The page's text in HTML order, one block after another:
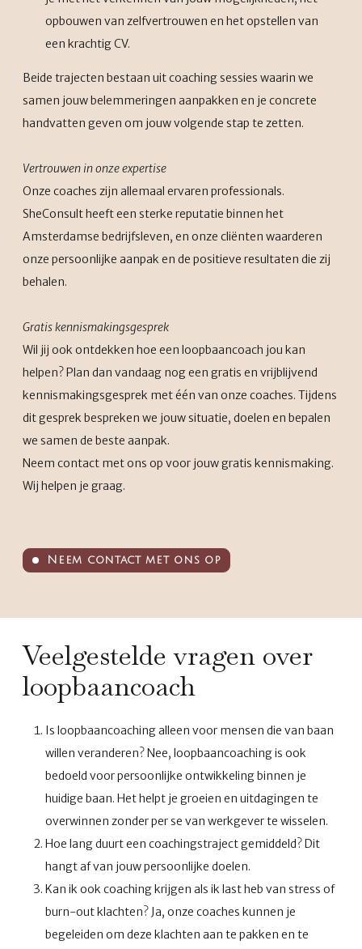
opbouwen van zelfvertrouwen en het opstellen van
een krachtig CV.
Beide trajecten bestaan uit coaching sessies waarin we
samen jouw belemmeringen aanpakken en je concrete
handvatten geven om jouw volgende stap te zetten.
Vertrouwen in onze expertise
Onze coaches zijn allemaal ervaren professionals.
SheConsult heeft een sterke reputatie binnen het
Amsterdamse bedrijfsleven, en onze cliënten waarderen
onze persoonlijke aanpak en de positieve resultaten die zij
behalen.
Gratis kennismakingsgesprek
Wil jij ook ontdekken hoe een loopbaancoach jou kan
helpen? Plan dan vandaag nog een gratis en vrijblijvend
kennismakingsgesprek met één van onze coaches. Tijdens
dit gesprek bespreken we jouw situatie, doelen en bepalen
we samen de beste aanpak.
Neem contact met ons op voor jouw gratis kennismaking.
Wij helpen je graag.
Neem contact met ons op
Veelgestelde vragen over
loopbaancoach
Is loopbaancoaching alleen voor mensen die van baan
willen veranderen? Nee, loopbaancoaching is ook
bedoeld voor persoonlijke ontwikkeling binnen je
huidige baan. Het helpt je groeien en uitdagingen te
overwinnen zonder per se van werkgever te wisselen.
Hoe lang duurt een coachingstraject gemiddeld? Dit
hangt af van jouw persoonlijke doelen.
Kan ik ook coaching krijgen als ik last heb van stress of
burn-out klachten? Ja, onze coaches kunnen je
begeleiden om deze klachten aan te pakken en te